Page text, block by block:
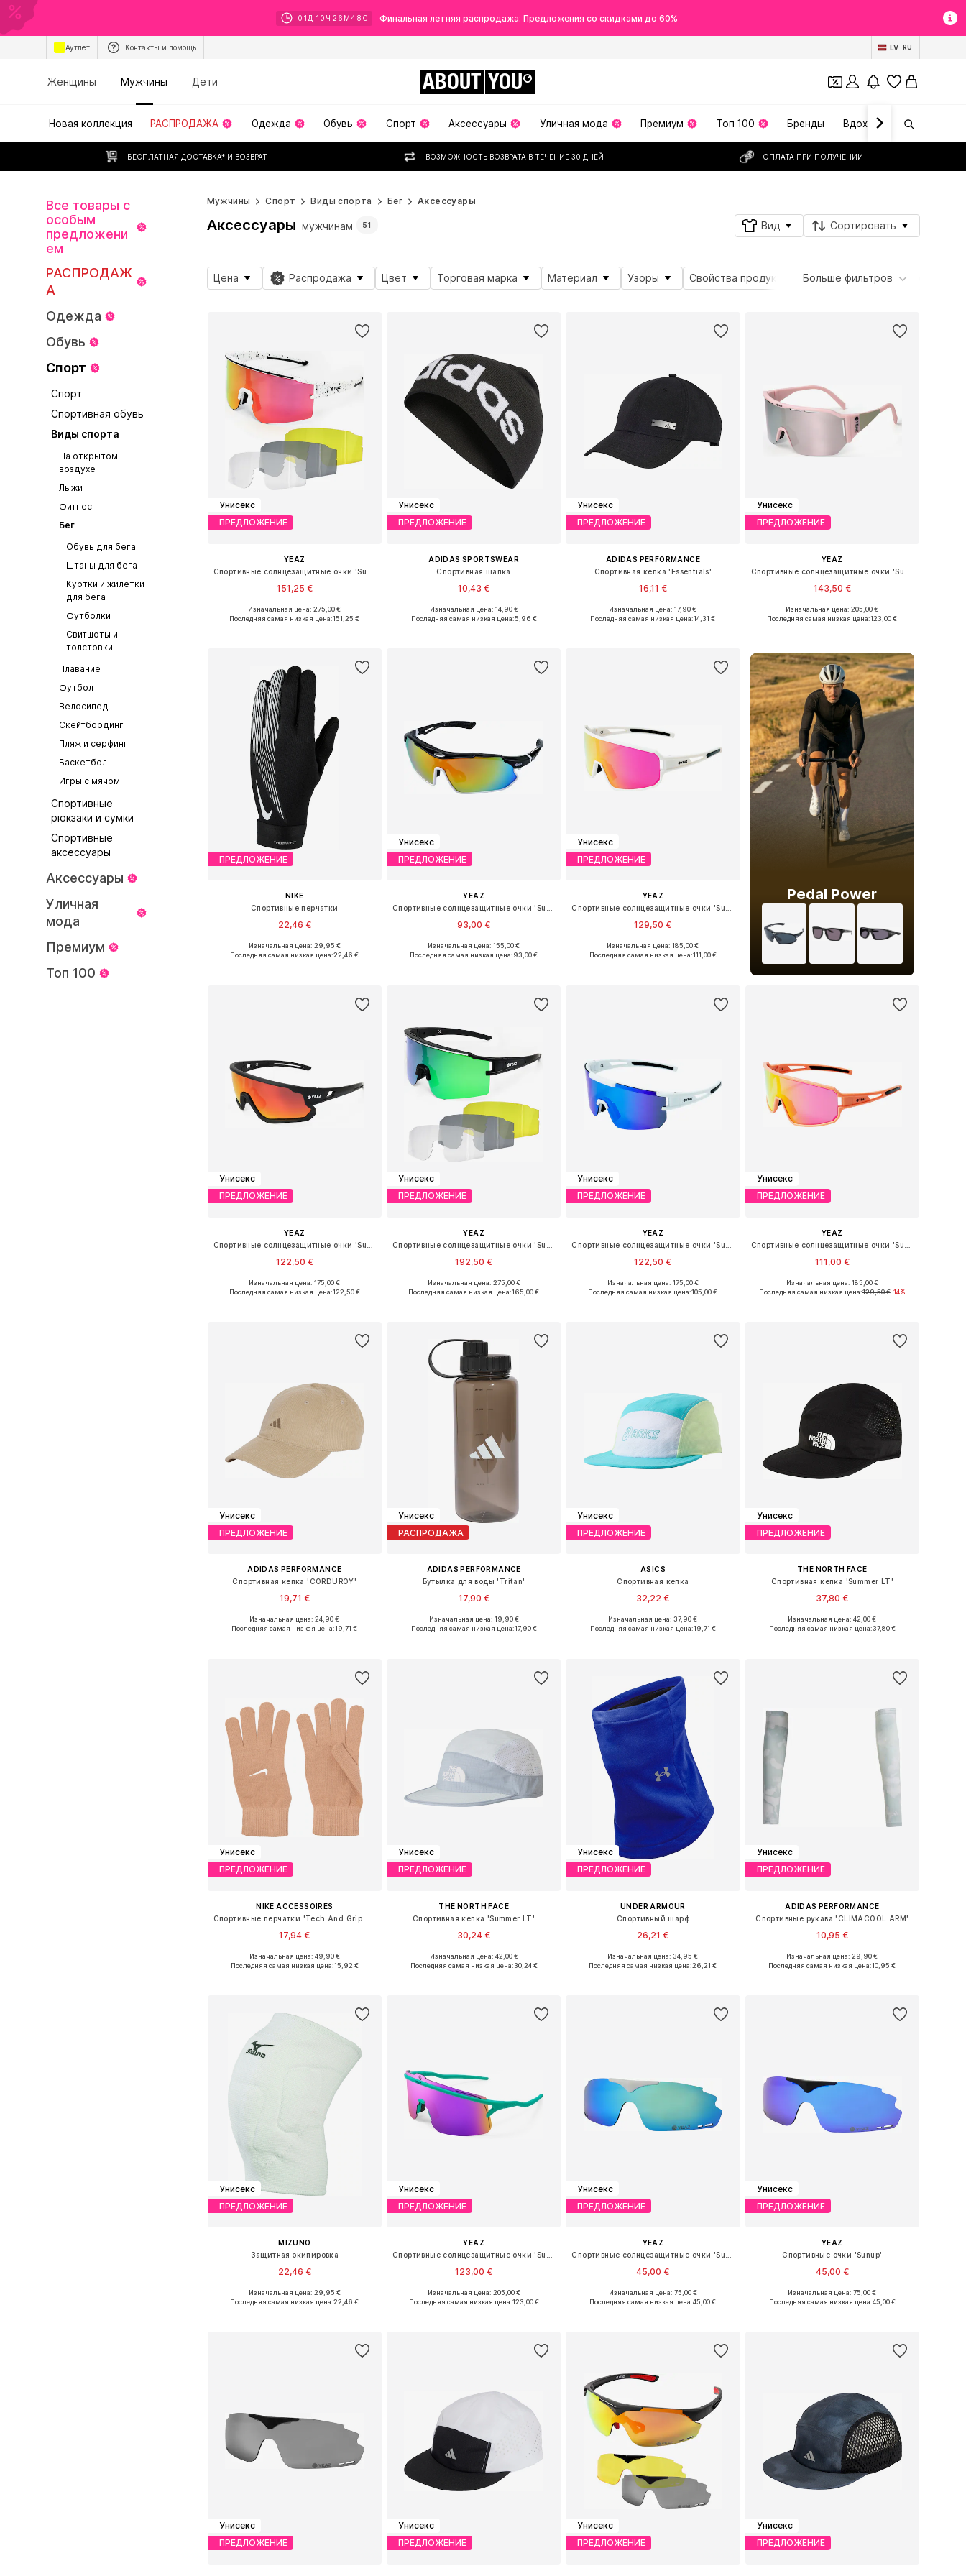
01 Д 10 Ч 26 М46 С Финальная летняя распродажа: Предложения со скидками до 60%
Аутлет Контакты и помощь LV RU
Женщины Мужчины Дети ABOUT YOU
Новая коллекция РАСПРОДАЖА Одежда Обувь Спорт Аксессуары Уличная мода Премиум Топ 100 Бренды Вдохновение
БЕСПЛАТНАЯ ДОСТАВКА* И ВОЗВРАТ ВОЗМОЖНОСТЬ ВОЗВРАТА В ТЕЧЕНИЕ 30 ДНЕЙ ОПЛАТА ПРИ ПОЛУЧЕНИИ
Все товары с
особым
предложени
ем
РАСПРОДАЖ
А
Одежда
Обувь
Спорт
Спорт
Спортивная обувь
Виды спорта
На открытом
воздухе
Лыжи
Фитнес
Бег
Обувь для бега
Штаны для бега
Куртки и жилетки
для бега
Футболки
Свитшоты и
толстовки
Плавание
Футбол
Велосипед
Скейтбординг
Пляж и серфинг
Баскетбол
Игры с мячом
Спортивные
рюкзаки и сумки
Спортивные
аксессуары
Аксессуары
Уличная
мода
Премиум
Топ 100
Мужчины Спорт Виды спорта Бег Аксессуары
Аксессуары мужчинам 51 Вид Сортировать
Цена Распродажа Цвет Торговая марка Материал Узоры Свойства продукта Вид спорта
Больше фильтров
Унисекс
ПРЕДЛОЖЕНИЕ
YEAZ
151,25 €
Доступные размеры: One Size
Изначальная цена: 275,00 €
Последняя самая низкая цена:151,25 €
Унисекс
ПРЕДЛОЖЕНИЕ
ADIDAS SPORTSWEAR
Спортивная шапка
10,43 €
Доступные размеры: 58-59
Изначальная цена: 14,90 €
Последняя самая низкая цена:5,96 €
Унисекс
ПРЕДЛОЖЕНИЕ
ADIDAS PERFORMANCE
Спортивная кепка 'Essentials'
16,11 €
Доступно множество размеров
Изначальная цена: 17,90 €
Последняя самая низкая цена:14,31 €
Унисекс
ПРЕДЛОЖЕНИЕ
YEAZ
143,50 €
Доступные размеры: One Size
Изначальная цена: 205,00 €
Последняя самая низкая цена:123,00 €
ПРЕДЛОЖЕНИЕ
NIKE
Спортивные перчатки
22,46 €
Доступные размеры: S, M, L, XL
Изначальная цена: 29,95 €
Последняя самая низкая цена:22,46 €
Унисекс
ПРЕДЛОЖЕНИЕ
YEAZ
93,00 €
Доступные размеры: One Size
Изначальная цена: 155,00 €
Последняя самая низкая цена:93,00 €
Унисекс
ПРЕДЛОЖЕНИЕ
YEAZ
129,50 €
Доступные размеры: One Size
Изначальная цена: 185,00 €
Последняя самая низкая цена:111,00 €
Pedal Power
Унисекс
ПРЕДЛОЖЕНИЕ
YEAZ
122,50 €
Доступные размеры: One Size
Изначальная цена: 175,00 €
Последняя самая низкая цена:122,50 €
Унисекс
ПРЕДЛОЖЕНИЕ
YEAZ
192,50 €
Доступные размеры: One Size
Изначальная цена: 275,00 €
Последняя самая низкая цена:165,00 €
Унисекс
ПРЕДЛОЖЕНИЕ
YEAZ
122,50 €
Доступные размеры: One Size
Изначальная цена: 175,00 €
Последняя самая низкая цена:105,00 €
Унисекс
ПРЕДЛОЖЕНИЕ
YEAZ
111,00 €
Доступные размеры: One Size
Изначальная цена: 185,00 €
Последняя самая низкая цена:129,50 €-14%
Унисекс
ПРЕДЛОЖЕНИЕ
ADIDAS PERFORMANCE
Спортивная кепка 'CORDUROY'
19,71 €
Доступные размеры: 56-58
Изначальная цена: 24,90 €
Последняя самая низкая цена:19,71 €
Унисекс
РАСПРОДАЖА
ADIDAS PERFORMANCE
Бутылка для воды 'Tritan'
17,90 €
Доступные размеры: XS-XL
Изначальная цена: 19,90 €
Последняя самая низкая цена:17,90 €
Унисекс
ПРЕДЛОЖЕНИЕ
ASICS
Спортивная кепка
32,22 €
Доступные размеры: 58-59
Изначальная цена: 37,90 €
Последняя самая низкая цена:19,71 €
Унисекс
ПРЕДЛОЖЕНИЕ
THE NORTH FACE
Спортивная кепка 'Summer LT'
37,80 €
Доступные размеры: 55-60
Изначальная цена: 42,00 €
Последняя самая низкая цена:37,80 €
Унисекс
ПРЕДЛОЖЕНИЕ
NIKE ACCESSOIRES
17,94 €
Доступные размеры: S, M, L
Изначальная цена: 49,90 €
Последняя самая низкая цена:15,92 €
Унисекс
ПРЕДЛОЖЕНИЕ
THE NORTH FACE
Спортивная кепка 'Summer LT'
30,24 €
Доступные размеры: 55-60
Изначальная цена: 42,00 €
Последняя самая низкая цена:30,24 €
Унисекс
ПРЕДЛОЖЕНИЕ
UNDER ARMOUR
Спортивный шарф
26,21 €
Доступные размеры: One Size
Изначальная цена: 34,95 €
Последняя самая низкая цена:26,21 €
Унисекс
ПРЕДЛОЖЕНИЕ
ADIDAS PERFORMANCE
Спортивные рукава 'CLIMACOOL ARM'
10,95 €
Доступные размеры: S
Изначальная цена: 29,90 €
Последняя самая низкая цена:10,95 €
Унисекс
ПРЕДЛОЖЕНИЕ
MIZUNO
Защитная экипировка
22,46 €
Доступные размеры: S, M, L, XL, XXL
Изначальная цена: 29,95 €
Последняя самая низкая цена:22,46 €
Унисекс
ПРЕДЛОЖЕНИЕ
YEAZ
123,00 €
Доступные размеры: One Size
Изначальная цена: 205,00 €
Последняя самая низкая цена:123,00 €
Унисекс
ПРЕДЛОЖЕНИЕ
YEAZ
45,00 €
Доступные размеры: One Size
Изначальная цена: 75,00 €
Последняя самая низкая цена:45,00 €
Унисекс
ПРЕДЛОЖЕНИЕ
YEAZ
Спортивные очки 'Sunup'
45,00 €
Доступные размеры: One Size
Изначальная цена: 75,00 €
Последняя самая низкая цена:45,00 €
Унисекс
ПРЕДЛОЖЕНИЕ
Унисекс
ПРЕДЛОЖЕНИЕ
Унисекс
ПРЕДЛОЖЕНИЕ
Унисекс
ПРЕДЛОЖЕНИЕ